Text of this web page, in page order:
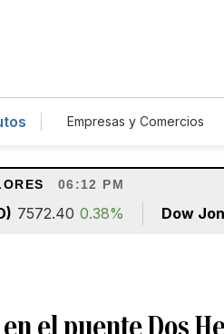
Empresas y Comercios
06:12 PM
7572.40 0.38% Dow
el puente Dos